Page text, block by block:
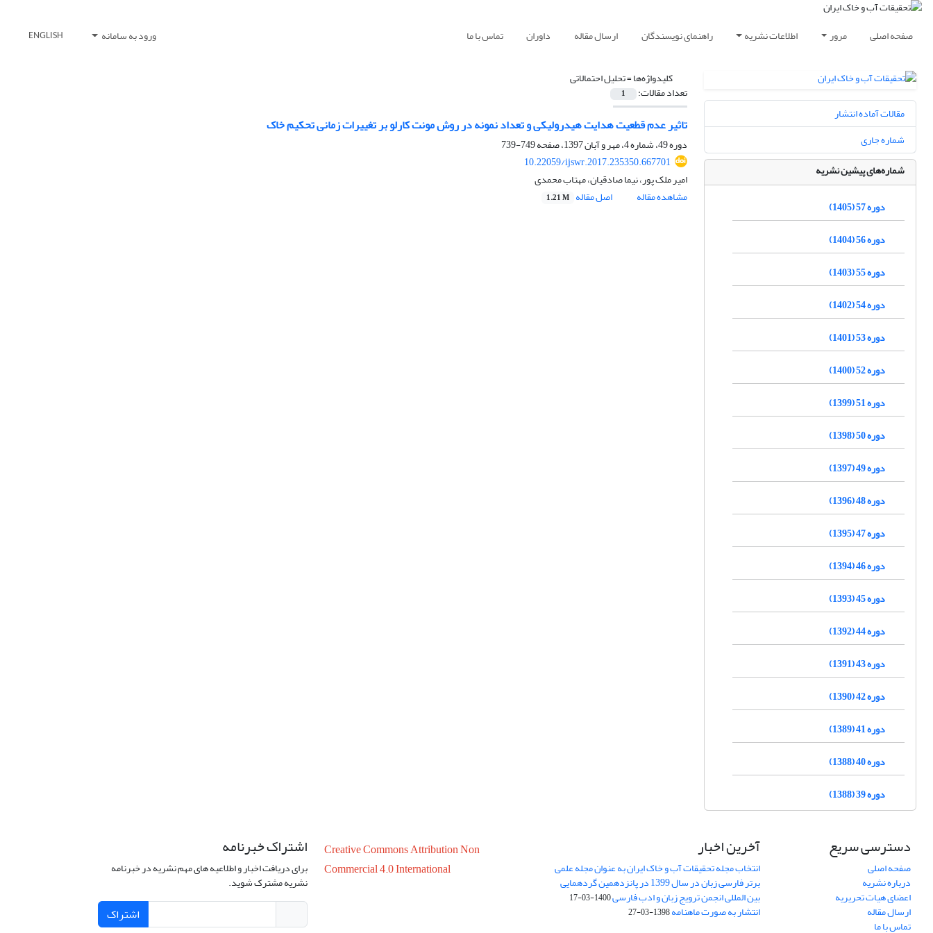
صفحه اصلی مرور اطلاعات نشریه راهنمای نویسندگان ارسال مقاله داوران تماس با ما ورود به سامانه ENGLISH
کلیدواژه‌ها =تحلیل احتمالاتی
تعداد مقالات: 1
تاثیر عدم قطعیت هدایت هیدرولیکی و تعداد نمونه در روش مونت کارلو بر تغییرات زمانی تحکیم خاک
دوره 49، شماره 4، مهر و آبان 1397، صفحه
749-739
10.22059/ijswr.2017.235350.667701
امیر ملک پور، نیما صادقیان، مهتاب محمدی
مشاهده مقاله
اصل مقاله 1.21 M
مقالات آماده انتشار
شماره جاری
شماره‌های پیشین نشریه
دوره 57 (1405)
دوره 56 (1404)
دوره 55 (1403)
دوره 54 (1402)
دوره 53 (1401)
دوره 52 (1400)
دوره 51 (1399)
دوره 50 (1398)
دوره 49 (1397)
دوره 48 (1396)
دوره 47 (1395)
دوره 46 (1394)
دوره 45 (1393)
دوره 44 (1392)
دوره 43 (1391)
دوره 42 (1390)
دوره 41 (1389)
دوره 40 (1388)
دوره 39 (1388)
دسترسی سریع
صفحه اصلی
درباره نشریه
اعضای هیات تحریریه
ارسال مقاله
تماس با ما
آخرین اخبار
انتخاب مجله تحقیقات آب و خاک ایران به عنوان مجله علمی
برتر فارسی زبان در سال 1399 در پانزدهمین گردهمایی
بین المللی انجمن ترویج زبان و ادب فارسی1400-03-17
انتشار به صورت ماهنامه1398-03-27
Creative Commons Attribution Non
Commercial 4.0 International
اشتراک خبرنامه
برای دریافت اخبار و اطلاعیه های مهم نشریه در خبرنامه
نشریه مشترک شوید.
اشتراک